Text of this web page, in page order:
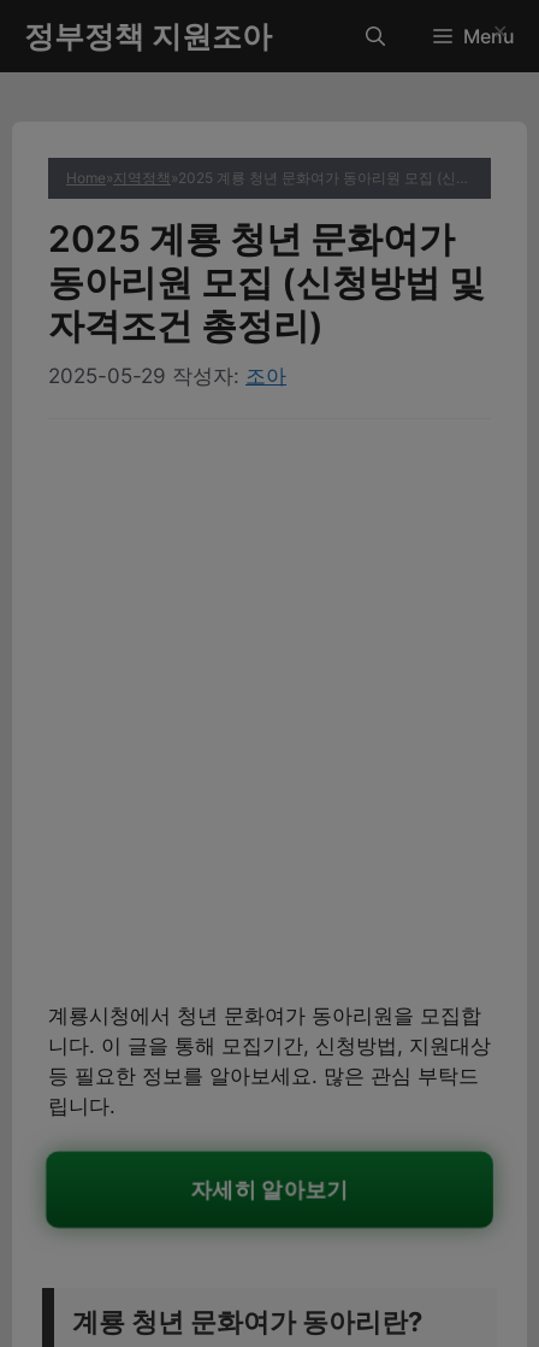
츠
정부정책 지원조아 Menu
Home»지역정책 » 2025 계룡 청년 문화여가 동아리원 모집 (신청방법 및 자격조건 총정리)
2025 계룡 청년 문화여가
동아리원 모집 (신청방법 및
자격조건 총정리)
2025-05-29 작성자: 조아
계룡시청에서 청년 문화여가 동아리원을 모집합
니다. 이 글을 통해 모집기간, 신청방법, 지원대상
등 필요한 정보를 알아보세요. 많은 관심 부탁드
립니다.
자세히 알아보기
계룡 청년 문화여가 동아리란?
✕